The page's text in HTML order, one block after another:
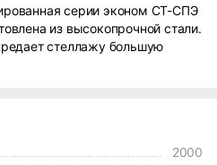
серии эконом СТ-СПЭ
из высокопрочной стали.
стеллажу большую
2000